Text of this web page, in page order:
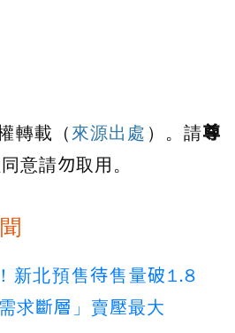
轉載（來源出處 ）。請尊
意請勿取用。
新北預售待售量破1.8
求斷層」賣壓最大